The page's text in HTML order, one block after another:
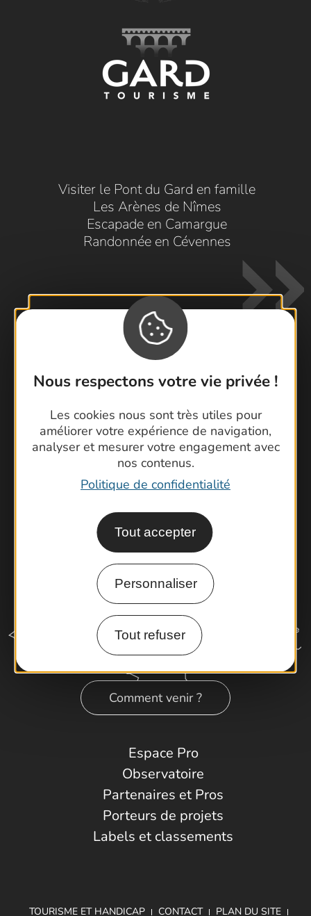
Nous respectons votre vie privée !
Les cookies nous sont très utiles pour
améliorer votre expérience de navigation,
analyser et mesurer votre engagement avec
nos contenus.
Politique de confidentialité
Tout accepter
Personnaliser
Tout refuser
Visiter le Pont du Gard en famille
Les Arènes de Nîmes
Escapade en Camargue
Randonnée en Cévennes
Contactez-nous !
Foire aux questions
Brochures
Cartoguides et Topoguides
Latitude Gard
Comment venir ?
Espace Pro
Observatoire
Partenaires et Pros
Porteurs de projets
Labels et classements
TOURISME ET HANDICAP CONTACT PLAN DU SITE